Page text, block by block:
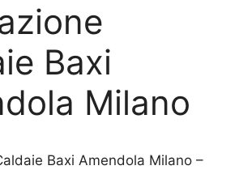
Baxi
Milano
Baxi Amendola Milano –